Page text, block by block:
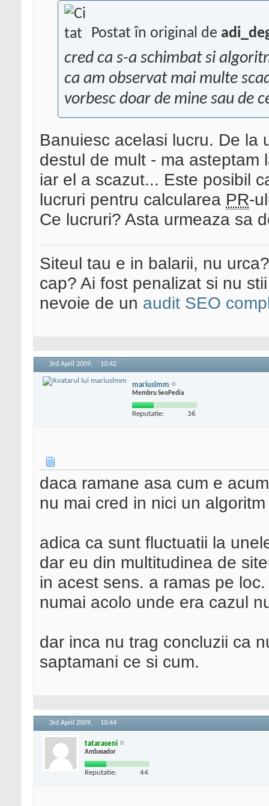
Postat în original de
cred ca s-a schimbat si
ca am observat mai multe
vorbesc doar de mine sau de
Banuiesc acelasi lucru. De la
destul de mult - ma asteptam
iar el a scazut... Este posibil
lucruri pentru calcularea PR-
Ce lucruri? Asta urmeaza sa
Siteul tau e in balarii, nu
cap? Ai fost penalizat si nu
nevoie de un audit SEO
3rd April 2009, 10:42
mariuslmm
Membru SeoPedia
Reputatie: 36
daca ramane asa cum e
nu mai cred in nici un
adica ca sunt fluctuatii la
dar eu din multitudinea de
in acest sens. a ramas pe
numai acolo unde era cazul
dar inca nu trag concluzii ca
saptamani ce si cum.
3rd April 2009, 10:44
tataraseni
Ambasador
Reputatie: 44